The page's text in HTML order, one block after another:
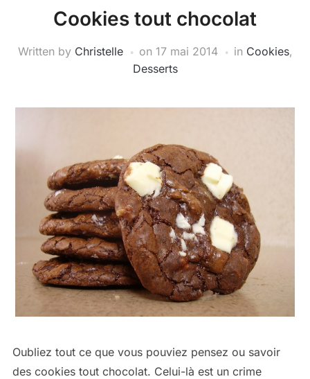
Cookies tout chocolat
Written by Christelle on 17 mai 2014 in Cookies,
Desserts
Oubliez tout ce que vous pouviez pensez ou savoir
des cookies tout chocolat. Celui-là est un crime